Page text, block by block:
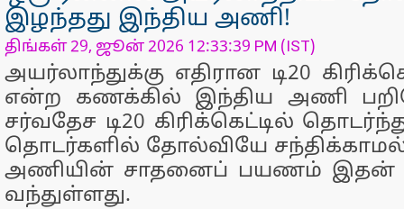
இழந்தது இந்திய அணி!
திங்கள் 29, ஜூன் 2026 12:33:39 PM (IST)
அயர்லாந்துக்கு எதிரான டி20
என்ற கணக்கில் இந்திய அணி
சர்வதேச டி20 கிரிக்கெட்டில்
தொடர்களில் தோல்வியே
அணியின் சாதனைப் பயணம் இதன்
வந்துள்ளது.